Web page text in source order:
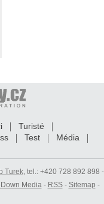
Turisté
Test
Média
Turek, tel.: +420 728 892 898 -
Media- RSS- Sitemap -